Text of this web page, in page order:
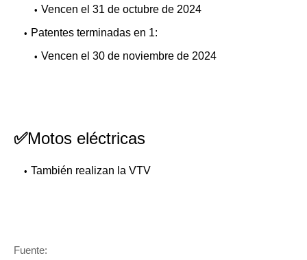
Vencen el 31 de octubre de 2024
Patentes terminadas en 1:
Vencen el 30 de noviembre de 2024
✅Motos eléctricas
También realizan la VTV
Fuente: